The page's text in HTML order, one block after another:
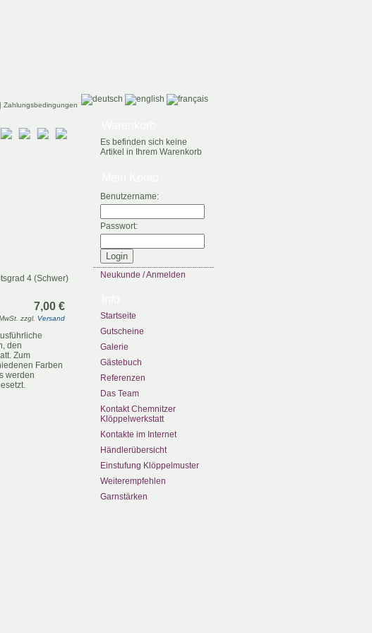
| Zahlungsbedingungen
7,00 €
zzgl. Versand
den
Zum
Farben
werden
Es befinden sich keine
Artikel in Ihrem Warenkorb
Benutzername:
Passwort:
Neukunde / Anmelden
Startseite
Gutscheine
Galerie
Gästebuch
Referenzen
Das Team
Kontakt Chemnitzer
Klöppelwerkstatt
Kontakte im Internet
Händlerübersicht
Einstufung Klöppelmuster
Weiterempfehlen
Garnstärken